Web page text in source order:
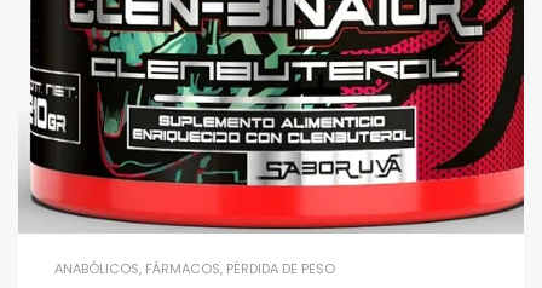
ANABÓLICOS, FÁRMACOS, PÉRDIDA DE PESO